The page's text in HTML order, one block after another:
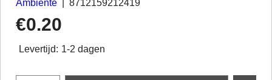
Ambiente 8712159212419
€0.20
Levertijd: 1-2 dagen